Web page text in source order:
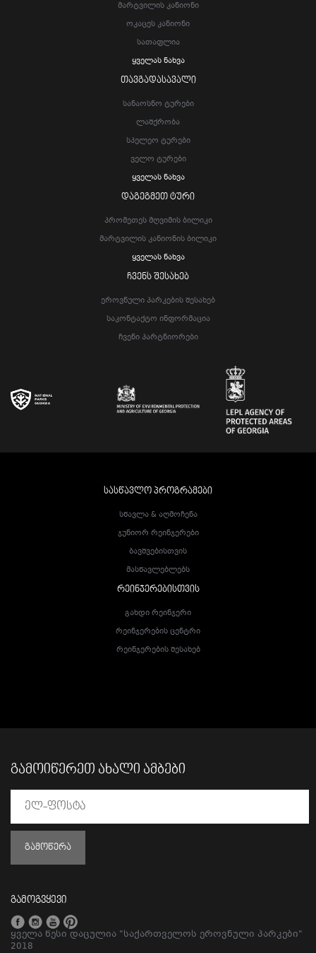
Მარტვილის Კანიონი
Ოკაცეს Კანიონი
Სათაფლია
Ყველას Ნახვა
ᲗᲐᲕᲒᲐᲓᲐᲡᲐᲕᲐᲚᲘ
Სანაოსნო Ტურები
Ლაშქრობა
Სპელეო Ტურები
Ველო Ტურები
Ყველას Ნახვა
ᲓᲐᲒᲔᲒᲛᲔᲗ ᲢᲣᲠᲘ
Პრომეთეს Მღვიმის Ბილიკი
Მარტვილის Კანიონის Ბილიკი
Ყველას Ნახვა
ᲩᲕᲔᲜᲡ ᲨᲔᲡᲐᲮᲔᲑ
Ეროვნული Პარკების Შესახებ
Საკონტაქტო Ინფორმაცია
Ჩვენი Პარტნიორები
ᲡᲐᲡᲬᲐᲕᲚᲝ ᲞᲠᲝᲒᲠᲐᲛᲔᲑᲘ
Სწავლა & Აღმოჩენა
Ჯუნიორ Რეინჯერები
Ბავშვებისთვის
Მასწავლებლებს
ᲠᲔᲘᲜᲯᲔᲠᲔᲑᲘᲡᲗᲕᲘᲡ
Გახდი Რეინჯერი
Რეინჯერების Ცენტრი
Რეინჯერების Შესახებ
ᲒᲐᲛᲝᲘᲬᲔᲠᲔᲗ ᲐᲮᲐᲚᲘ ᲐᲛᲑᲔᲑᲘ
ᲒᲐᲛᲝᲬᲔᲠᲐ
გამოგვყევი
ყველა წესი დაცულია "საქართველოს ეროვნული პარკები"
2018